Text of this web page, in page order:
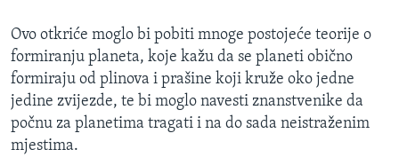
Ovo otkriće moglo bi pobiti mnoge postojeće teorije o
formiranju planeta, koje kažu da se planeti obično
formiraju od plinova i prašine koji kruže oko jedne
jedine zvijezde, te bi moglo navesti znanstvenike da
počnu za planetima tragati i na do sada neistraženim
mjestima.